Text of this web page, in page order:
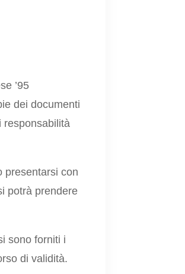
’95
dei documenti
responsabilità
presentarsi con
potrà prendere
sono forniti i
di validità.